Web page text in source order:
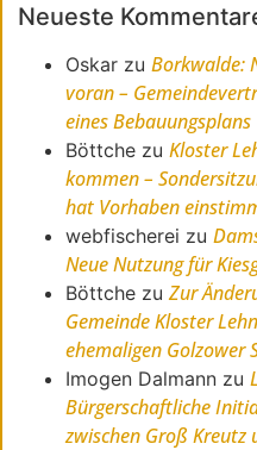
Neueste
Oskar zu Borkwalde:
voran –
eines Bebauungsplans
Böttche zu Kloster
kommen –
hat Vorhaben
webfischerei zu
Neue Nutzung für
Böttche zuZur
Gemeinde Kloster
ehemaligen Golzower
Imogen Dalmann zu
Bürgerschaftliche
zwischen Groß Kreutz